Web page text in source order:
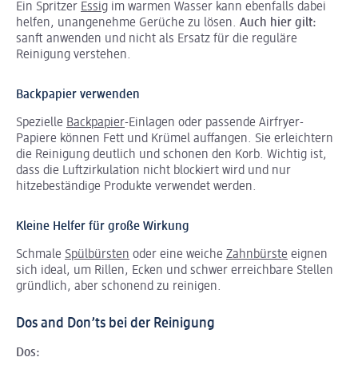
Ein Spritzer Essig im warmen Wasser kann ebenfalls dabei
helfen, unangenehme Gerüche zu lösen. Auch hier gilt:
sanft anwenden und nicht als Ersatz für die reguläre
Reinigung verstehen.
Backpapier verwenden
Spezielle Backpapier-Einlagen oder passende Airfryer-
Papiere können Fett und Krümel auffangen. Sie erleichtern
die Reinigung deutlich und schonen den Korb. Wichtig ist,
dass die Luftzirkulation nicht blockiert wird und nur
hitzebeständige Produkte verwendet werden.
Kleine Helfer für große Wirkung
Schmale Spülbürsten oder eine weiche Zahnbürste eignen
sich ideal, um Rillen, Ecken und schwer erreichbare Stellen
gründlich, aber schonend zu reinigen.
Dos and Don’ts bei der Reinigung
Dos: